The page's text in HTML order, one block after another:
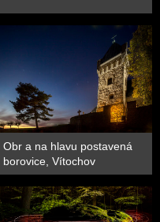
Obr a na hlavu postavená
borovice, Vítochov